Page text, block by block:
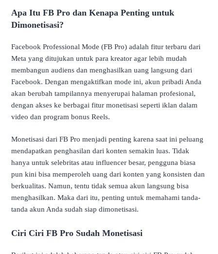
Apa Itu FB Pro dan Kenapa Penting untuk
Dimonetisasi?
Facebook Professional Mode (FB Pro) adalah fitur terbaru dari
Meta yang ditujukan untuk para kreator agar lebih mudah
membangun audiens dan menghasilkan uang langsung dari
Facebook. Dengan mengaktifkan mode ini, akun pribadi Anda
akan berubah tampilannya menyerupai halaman profesional,
dengan akses ke berbagai fitur monetisasi seperti iklan dalam
video dan program bonus Reels.
Monetisasi dari FB Pro menjadi penting karena saat ini peluang
mendapatkan penghasilan dari konten semakin luas. Tidak
hanya untuk selebritas atau influencer besar, pengguna biasa
pun kini bisa memperoleh uang dari konten yang konsisten dan
berkualitas. Namun, tentu tidak semua akun langsung bisa
menghasilkan. Maka dari itu, penting untuk memahami tanda-
tanda akun Anda sudah siap dimonetisasi.
Ciri Ciri FB Pro Sudah Monetisasi